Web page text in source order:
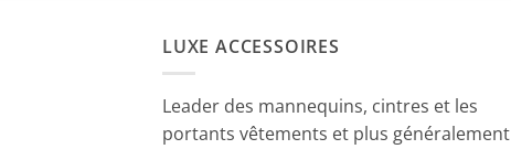
LUXE ACCESSOIRES
Leader des mannequins, cintres et les
portants vêtements et plus généralement